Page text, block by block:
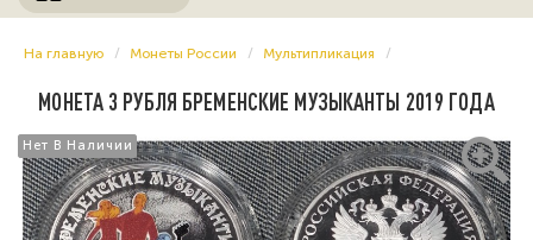
На главную Монеты России Мультипликация
МОНЕТА 3 РУБЛЯ БРЕМЕНСКИЕ МУЗЫКАНТЫ 2019 ГОДА
Нет В Наличии
Нет В Наличии